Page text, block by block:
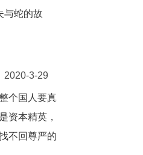
与蛇的故
2020-3-29
个国人要真
资本精英，
不回尊严的